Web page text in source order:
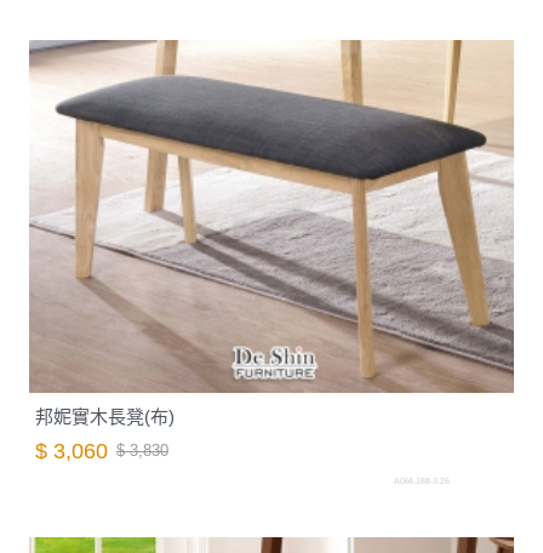
邦妮實木長凳(布)
$ 3,060 $ 3,830
A064.188-3.26